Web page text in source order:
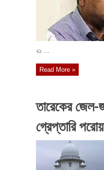
২১ ...
Read More »
তারেকের জেল-
গ্রেপ্তারি